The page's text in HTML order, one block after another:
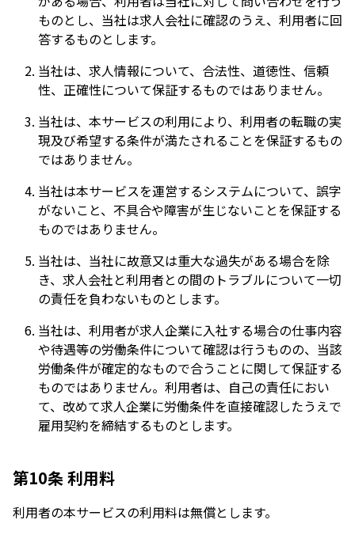
ものとし、当社は求人会社に確認のうえ、利用者に回
答するものとします。
当社は、求人情報について、合法性、道徳性、信頼
性、正確性について保証するものではありません。
当社は、本サービスの利用により、利用者の転職の実
現及び希望する条件が満たされることを保証するもの
ではありません。
当社は本サービスを運営するシステムについて、誤字
がないこと、不具合や障害が生じないことを保証する
ものではありません。
当社は、当社に故意又は重大な過失がある場合を除
き、求人会社と利用者との間のトラブルについて一切
の責任を負わないものとします。
当社は、利用者が求人企業に入社する場合の仕事内容
や待遇等の労働条件について確認は行うものの、当該
労働条件が確定的なもので合うことに関して保証する
ものではありません。利用者は、自己の責任におい
て、改めて求人企業に労働条件を直接確認したうえで
雇用契約を締結するものとします。
第10条 利用料
利用者の本サービスの利用料は無償とします。